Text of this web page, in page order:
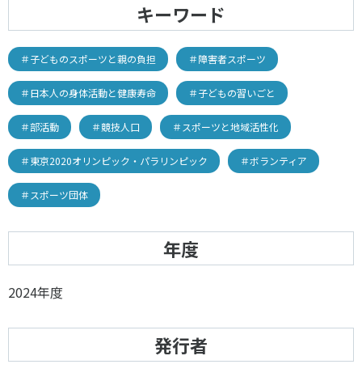
キーワード
＃子どものスポーツと親の負担 ＃障害者スポーツ
＃日本人の身体活動と健康寿命 ＃子どもの習いごと
＃部活動 ＃競技人口 ＃スポーツと地域活性化
＃東京2020オリンピック・パラリンピック ＃ボランティア
＃スポーツ団体
年度
2024年度
発行者